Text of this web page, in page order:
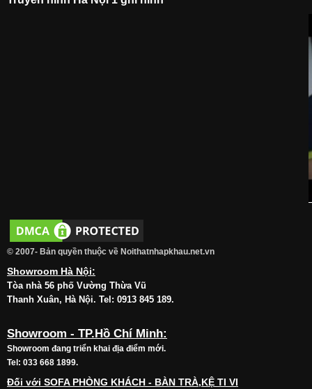
© 2007- Bản quyền thuộc về Noithatnhapkhau.net.vn
Showroom Hà Nội:
Tòa nhà 56 phố Vường Thừa Vũ
Thanh Xuân, Hà Nội. Tel: 0913 845 189.
Showroom - TP.Hồ Chí Minh:
Showroom đang triển khai địa điểm mới.
Tel: 033 668 1899.
Đối với SOFA PHÒNG KHÁCH - BÀN TRÀ,KỆ TI VI